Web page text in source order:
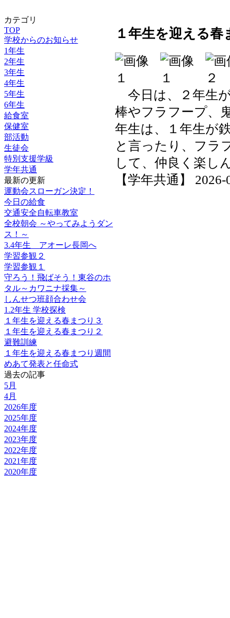
カテゴリ
TOP
学校からのお知らせ
1年生
2年生
3年生
4年生
5年生
6年生
給食室
保健室
部活動
生徒会
特別支援学級
学年共通
最新の更新
運動会スローガン決定！
今日の給食
交通安全自転車教室
全校朝会 ～やってみようダン
ス！～
3.4年生 アオーレ長岡へ
学習参観２
学習参観１
守ろう！飛ばそう！東谷のホ
タル～カワニナ採集～
しんせつ班顔合わせ会
1.2年生 学校探検
１年生を迎える春まつり３
１年生を迎える春まつり２
避難訓練
１年生を迎える春まつり週間
めあて発表と任命式
過去の記事
5月
4月
2026年度
2025年度
2024年度
2023年度
2022年度
2021年度
2020年度
１年生を迎える春
今日は、２年生
棒やフラフープ、
年生は、１年生が
と言ったり、フラ
して、仲良く楽し
【学年共通】